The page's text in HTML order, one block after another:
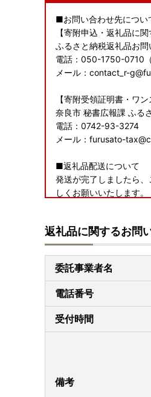
■お問い合わせ先につい
【寄附申込・返礼品に関
ふるさと納税返礼品お問
電話：050-1750-0710
メール：contact_r-
【寄附受領証明書・ワ
奈良市 秘書広報課 ふる
電話：0742-93-3274
メール：furusato-
■返礼品配送について
発送が完了しましたら
しくお願いいたします。
返礼品に関するお問
委託事業者名
電話番号
受付時間
備考